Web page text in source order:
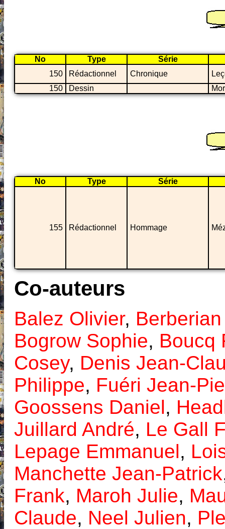
No Type
Série
150
Rédactionnel Chronique
150
Dessin
No Type Série
155 Rédactionnel Hommage
Co-auteurs
Balez Olivier,
Bogrow Sophie, Boucq
Cosey, Denis Jean-
Philippe, Fuéri Jean-
Goossens Daniel,
Juillard André, Le Gall
Lepage Emmanuel,
Manchette Jean-Patrick
Frank, Maroh Julie,
Claude, Neel Julien,